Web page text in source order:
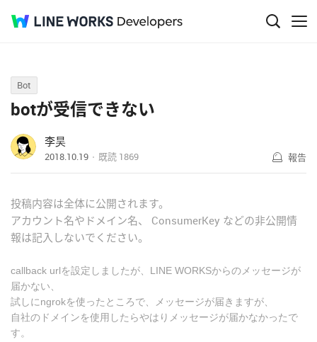
Q&A
Bot
botが受信できない
李昊
2018.10.19 既読 1869 報告
投稿内容は全体に公開されます。
アカウント名やドメイン名、 ConsumerKey などの非公開情
報は記入しないでください。
callback urlを設定しましたが、LINE WORKSからのメッセージが
届かない、
試しにngrokを使ったところで、メッセージが届きますが、
自社のドメインを使用したらやはりメッセージが届かなかったで
す。